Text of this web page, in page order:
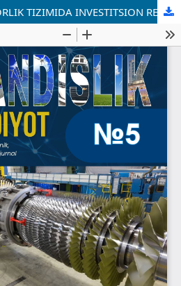
HUDUDIY TADBIRKORLIK TIZIMIDA INVESTITSION RESURSLAR SAMARADORLIGINI BAHOLASHNING INSTITUTSIONAL VA EKONOMETRIK YONDASHUVLARI